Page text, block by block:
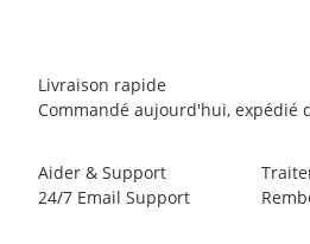
Livraison rapide
Commandé aujourd'hui, expédié
Aider & Support
24/7 Email Support